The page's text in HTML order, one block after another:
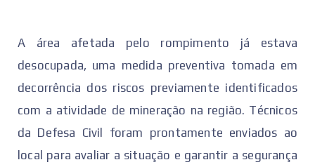
A área afetada pelo rompimento já estava
desocupada, uma medida preventiva tomada em
decorrência dos riscos previamente identificados
com a atividade de mineração na região. Técnicos
da Defesa Civil foram prontamente enviados ao
local para avaliar a situação e garantir a segurança